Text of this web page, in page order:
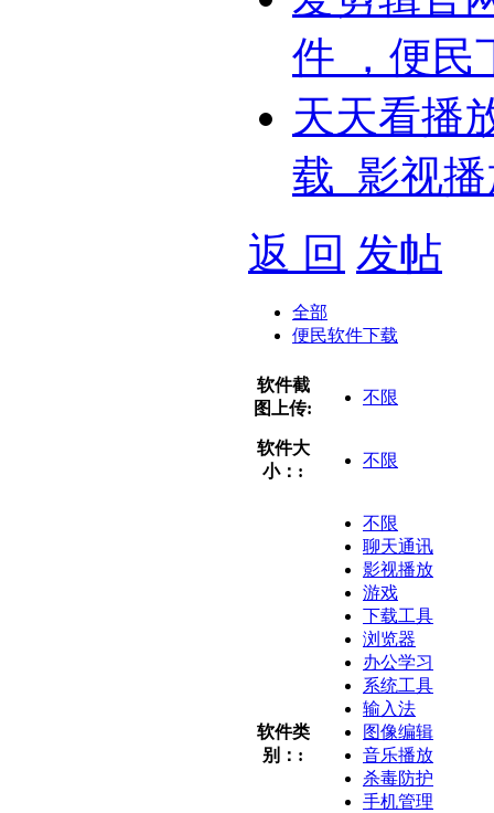
件 ，便民
天天看播
载_影视
返 回 发帖
全部
便民软件下载
软件截
图上传:
不限
软件大
小：:
不限
软件类
别：:
不限
聊天通讯
影视播放
游戏
下载工具
浏览器
办公学习
系统工具
输入法
图像编辑
音乐播放
杀毒防护
手机管理